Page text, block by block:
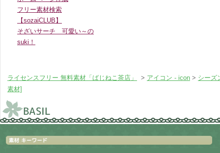
フリー素材検索
【sozaiCLUB】
そざいサーチ 可愛い～の
suki！
ライセンスフリー 無料素材「ばじねこ茶店」 > アイコン - icon > シーズ
素材]